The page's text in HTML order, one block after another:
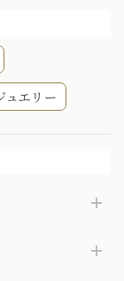
ュエリー